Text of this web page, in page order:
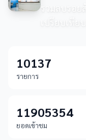
รวมลบรอ
เปรียบเทีย
10137
รายการ
11905354
ยอดเข้าชม